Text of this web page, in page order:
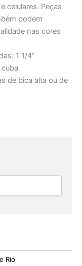
celulares. Peças
podem
nas cores
1 1/4”
de bica alta ou de
Rio